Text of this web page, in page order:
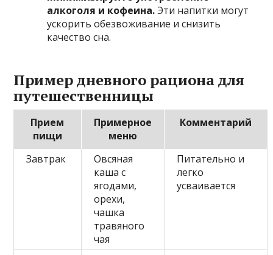
алкоголя и кофеина.Эти напитки могут
ускорить обезвоживание и снизить
качество сна.
Пример дневного рациона для
путешественницы
Прием
пищи
Примерное
меню
Комментарий
Завтрак
Овсяная
каша с
ягодами,
орехи,
чашка
травяного
чая
Питательно и
легко
усваивается